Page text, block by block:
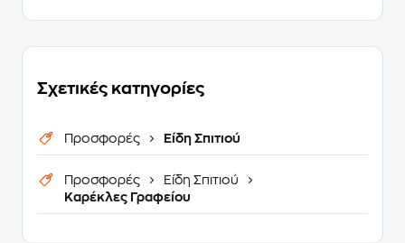
Σχετικές κατηγορίες
Προσφορές Είδη Σπιτιού
Προσφορές
Είδη Σπιτιού
Καρέκλες Γραφείου